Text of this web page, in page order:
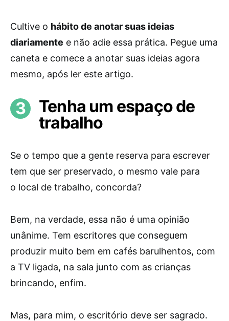
Cultive o hábito de anotar suas ideias
diariamente e não adie essa prática. Pegue uma
caneta e comece a anotar suas ideias agora
mesmo, após ler este artigo.
Tenha um espaço de
trabalho
Se o tempo que a gente reserva para escrever
tem que ser preservado, o mesmo vale para
o local de trabalho, concorda?
Bem, na verdade, essa não é uma opinião
unânime. Tem escritores que conseguem
produzir muito bem em cafés barulhentos, com
a TV ligada, na sala junto com as crianças
brincando, enfim.
Mas, para mim, o escritório deve ser sagrado.